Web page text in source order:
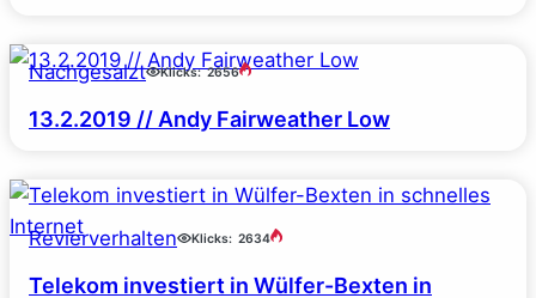
Nachgesalzt Klicks: 2656
13.2.2019 // Andy Fairweather Low
Revierverhalten Klicks: 2634
Telekom investiert in Wülfer-Bexten in